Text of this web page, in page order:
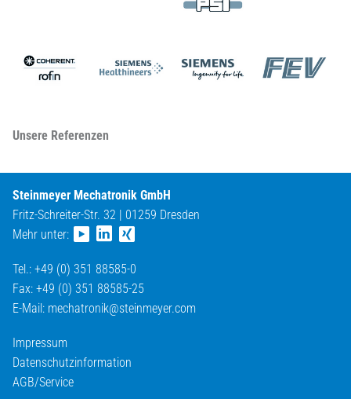
Unsere Referenzen
Steinmeyer Mechatronik GmbH
Fritz-Schreiter-Str. 32 | 01259 Dresden
Mehr unter:
Tel.: +49 (0) 351 88585-0
Fax: +49 (0) 351 88585-25
E-Mail: mechatronik@steinmeyer.com
Impressum
Datenschutzinformation
AGB/Service